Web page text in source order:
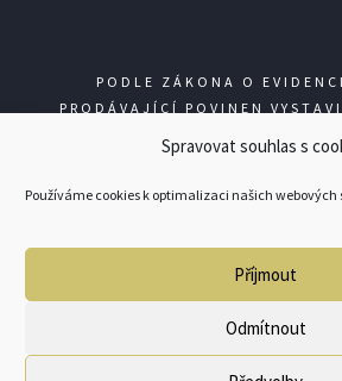
Spravovat souhlas s
Používáme cookies k optimalizaci našich webových
Příjmout
Odmítnout
PODLE ZÁKONA O
PRODÁVAJÍCÍ POVINEN
PŘIJATOU TRŽBU U SPRÁVCE
PŘÍPADĚ TECHNICKÉHO
© GUNSHOP 2026